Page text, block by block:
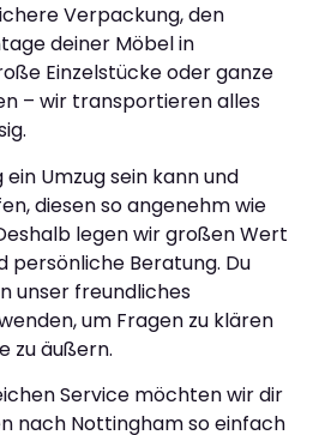
Verpackung, den
deiner Möbel in
Einzelstücke oder ganze
– wir transportieren alles
Umzug sein kann und
diesen so angenehm wie
legen wir großen Wert
persönliche Beratung. Du
unser freundliches
um Fragen zu klären
zu äußern.
Service möchten wir dir
nach Nottingham so einfach